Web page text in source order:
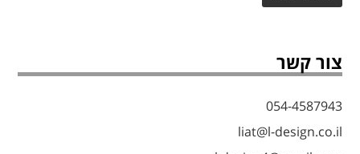
צור קשר
054-4587943
liat@l-design.co.il